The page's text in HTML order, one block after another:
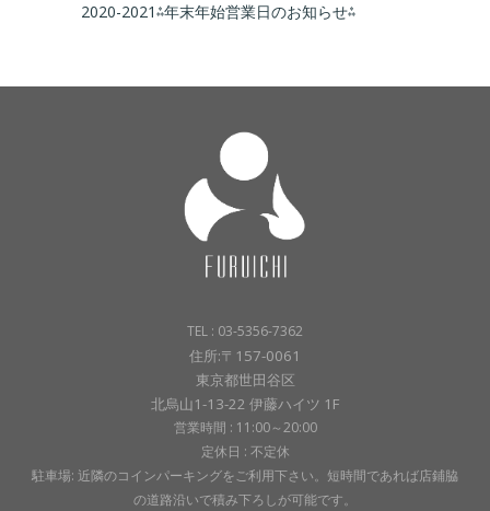
2020-2021⁂年末年始営業日のお知らせ⁂
TEL : 03-5356-7362
住所:〒157-0061
東京都世田谷区
北烏山1-13-22 伊藤ハイツ 1F
営業時間 : 11:00～20:00
定休日 : 不定休
駐車場: 近隣のコインパーキングをご利用下さい。短時間であれば店鋪脇
の道路沿いで積み下ろしが可能です。